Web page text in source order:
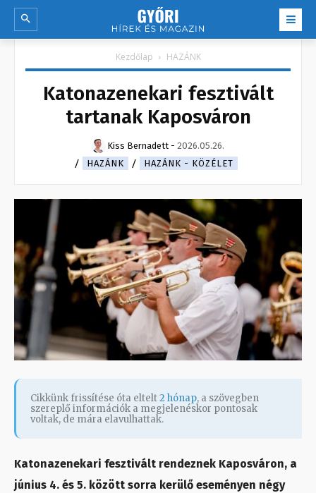
Kezdőlap HAZÁNK
Katonazenekari fesztivált
tartanak Kaposváron
Kiss Bernadett - 2026.05.26.
HAZÁNK
HAZÁNK - KÖZÉLET
Cikkünk frissítése óta eltelt2 hónap, a szövegben
szereplő információk a megjelenéskor pontosak
voltak, de mára elavulhattak.
Katonazenekari fesztivált rendeznek Kaposváron, a
június 4. és 5. között sorra kerülő eseményen négy